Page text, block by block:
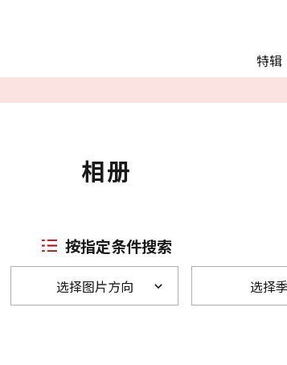
推荐行程
观光
相册
相册
按指定条件搜索
选择图片方向 选择
特辑